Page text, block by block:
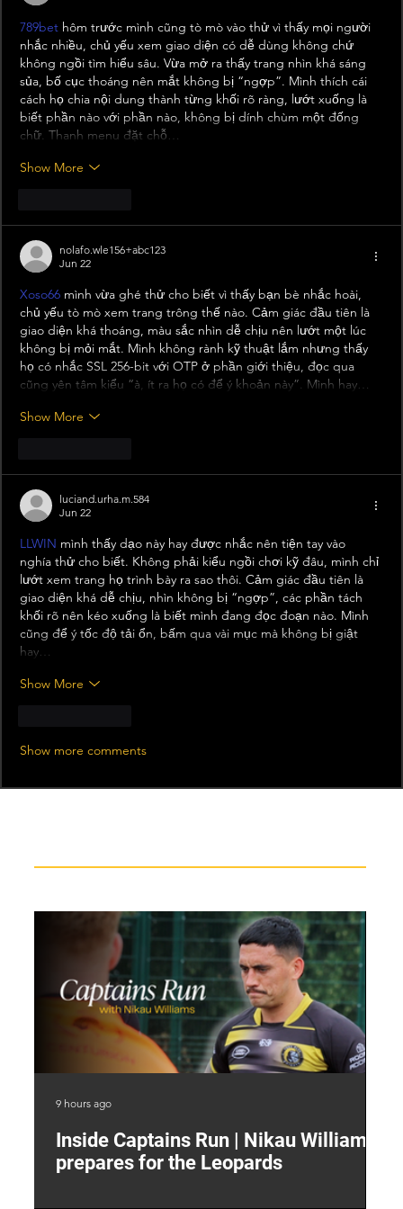
789bet hôm trước mình cũng tò mò vào thử vì thấy mọi người
nhắc nhiều, chủ yếu xem giao diện có dễ dùng không chứ
không ngồi tìm hiểu sâu. Vừa mở ra thấy trang nhìn khá sáng
sủa, bố cục thoáng nên mắt không bị “ngợp”. Mình thích cái
cách họ chia nội dung thành từng khối rõ ràng, lướt xuống là
biết phần nào với phần nào, không bị dính chùm một đống
chữ. Thanh menu đặt chỗ…
Show More
nolafo.wle156+abc123
Jun 22
Xoso66 mình vừa ghé thử cho biết vì thấy bạn bè nhắc hoài,
chủ yếu tò mò xem trang trông thế nào. Cảm giác đầu tiên là
giao diện khá thoáng, màu sắc nhìn dễ chịu nên lướt một lúc
không bị mỏi mắt. Mình không rành kỹ thuật lắm nhưng thấy
họ có nhắc SSL 256-bit với OTP ở phần giới thiệu, đọc qua
cũng yên tâm kiểu “à, ít ra họ có để ý khoản này”. Mình hay…
Show More
luciand.urha.m.584
Jun 22
LLWIN mình thấy dạo này hay được nhắc nên tiện tay vào
nghía thử cho biết. Không phải kiểu ngồi chơi kỹ đâu, mình chỉ
lướt xem trang họ trình bày ra sao thôi. Cảm giác đầu tiên là
giao diện khá dễ chịu, nhìn không bị “ngợp”, các phần tách
khối rõ nên kéo xuống là biết mình đang đọc đoạn nào. Mình
cũng để ý tốc độ tải ổn, bấm qua vài mục mà không bị giật
hay…
Show More
Show more comments
Inside Captains Run | Nikau Williams
prepares for the Leopards
9 hours ago